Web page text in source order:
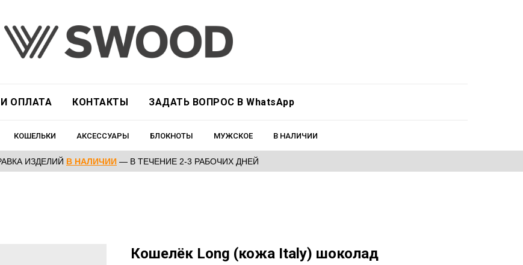
ОПЛАТА КОНТАКТЫ ЗАДАТЬ ВОПРОС В WhatsApp
КОШЕЛЬКИ АКСЕССУАРЫ БЛОКНОТЫ МУЖСКОЕ В НАЛИЧИИ
ИЗДЕЛИЙ В НАЛИЧИИ — В ТЕЧЕНИЕ 2-3 РАБОЧИХ ДНЕЙ
Кошелёк Long (кожа Italy) шоколад